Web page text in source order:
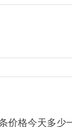
价格今天多少